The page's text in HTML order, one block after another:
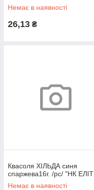
Немає в наявності
26,13 ₴
Квасоля ХІЛЬДА синя
спаржева16г. /рс/ "НК ЕЛІТ
Немає в наявності